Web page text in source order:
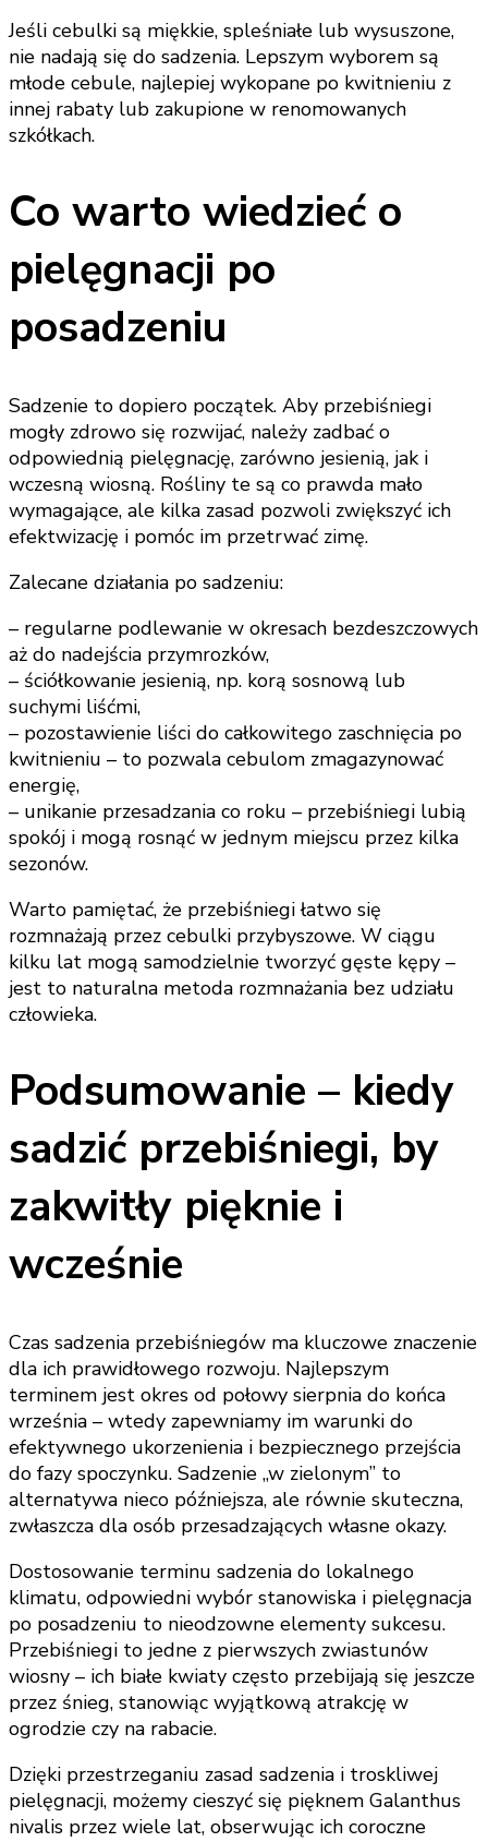
Jeśli cebulki są miękkie, spleśniałe lub wysuszone,
nie nadają się do sadzenia. Lepszym wyborem są
młode cebule, najlepiej wykopane po kwitnieniu z
innej rabaty lub zakupione w renomowanych
szkółkach.
Co warto wiedzieć o
pielęgnacji po
posadzeniu
Sadzenie to dopiero początek. Aby przebiśniegi
mogły zdrowo się rozwijać, należy zadbać o
odpowiednią pielęgnację, zarówno jesienią, jak i
wczesną wiosną. Rośliny te są co prawda mało
wymagające, ale kilka zasad pozwoli zwiększyć ich
efektwizację i pomóc im przetrwać zimę.
Zalecane działania po sadzeniu:
– regularne podlewanie w okresach bezdeszczowych
aż do nadejścia przymrozków,
– ściółkowanie jesienią, np. korą sosnową lub
suchymi liśćmi,
– pozostawienie liści do całkowitego zaschnięcia po
kwitnieniu – to pozwala cebulom zmagazynować
energię,
– unikanie przesadzania co roku – przebiśniegi lubią
spokój i mogą rosnąć w jednym miejscu przez kilka
sezonów.
Warto pamiętać, że przebiśniegi łatwo się
rozmnażają przez cebulki przybyszowe. W ciągu
kilku lat mogą samodzielnie tworzyć gęste kępy –
jest to naturalna metoda rozmnażania bez udziału
człowieka.
Podsumowanie – kiedy
sadzić przebiśniegi, by
zakwitły pięknie i
wcześnie
Czas sadzenia przebiśniegów ma kluczowe znaczenie
dla ich prawidłowego rozwoju. Najlepszym
terminem jest okres od połowy sierpnia do końca
września – wtedy zapewniamy im warunki do
efektywnego ukorzenienia i bezpiecznego przejścia
do fazy spoczynku. Sadzenie „w zielonym” to
alternatywa nieco późniejsza, ale równie skuteczna,
zwłaszcza dla osób przesadzających własne okazy.
Dostosowanie terminu sadzenia do lokalnego
klimatu, odpowiedni wybór stanowiska i pielęgnacja
po posadzeniu to nieodzowne elementy sukcesu.
Przebiśniegi to jedne z pierwszych zwiastunów
wiosny – ich białe kwiaty często przebijają się jeszcze
przez śnieg, stanowiąc wyjątkową atrakcję w
ogrodzie czy na rabacie.
Dzięki przestrzeganiu zasad sadzenia i troskliwej
pielęgnacji, możemy cieszyć się pięknem Galanthus
nivalis przez wiele lat, obserwując ich coroczne